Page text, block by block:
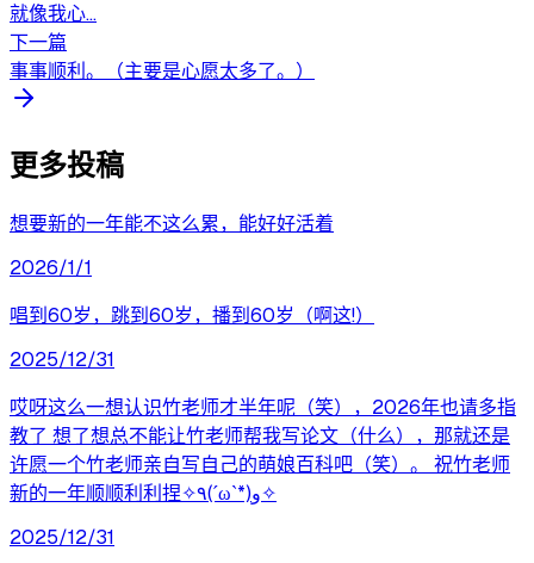
就像我心...
下一篇
事事顺利。（主要是心愿太多了。）
更多投稿
想要新的一年能不这么累，能好好活着
2026/1/1
唱到60岁，跳到60岁，播到60岁（啊这!）
2025/12/31
哎呀这么一想认识竹老师才半年呢（笑），2026年也请多指
教了 想了想总不能让竹老师帮我写论文（什么），那就还是
许愿一个竹老师亲自写自己的萌娘百科吧（笑）。 祝竹老师
新的一年顺顺利利捏✧٩(ˊωˋ*)و✧
2025/12/31